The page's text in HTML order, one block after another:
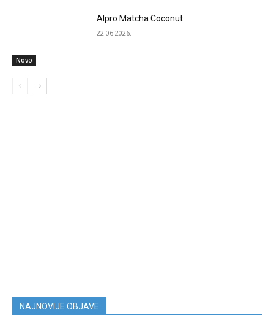
Novo
Alpro Matcha Coconut
22.06.2026.
NAJNOVIJE OBJAVE